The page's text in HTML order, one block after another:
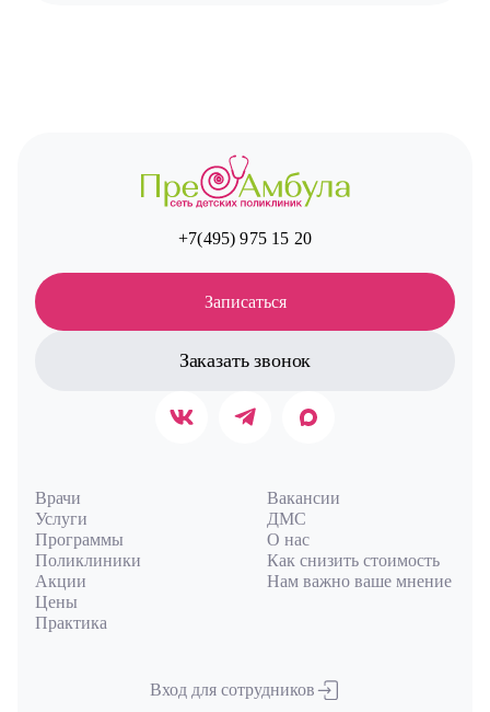
+7(495) 975 15 20
Записаться
Заказать звонок
Врачи
Услуги
Программы
Поликлиники
Акции
Цены
Практика
Вакансии
ДМС
О нас
Как снизить стоимость
Нам важно ваше мнение
Вход для сотрудников